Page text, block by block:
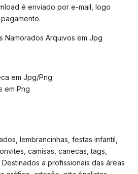
é enviado por e-mail, logo
Namorados Arquivos em Jpg
em Jpg/Png
em Png
lembrancinhas, festas infantil,
camisas, canecas, tags,
a profissionais das áreas